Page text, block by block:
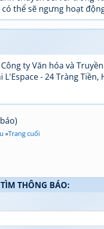
thể sẽ ngưng hoạt
ty Văn hóa và
- 24 Tràng Tiền,
»Trang cuối
TÌM THÔNG BÁO: